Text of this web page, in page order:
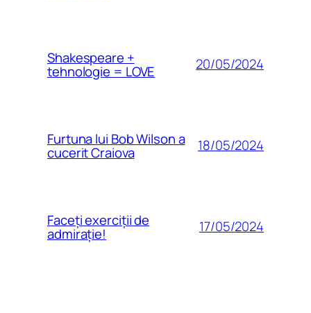
Shakespeare +
tehnologie = LOVE 20/05/2024
Furtuna lui Bob Wilson a
cucerit Craiova 18/05/2024
Faceți exerciții de
admirație! 17/05/2024